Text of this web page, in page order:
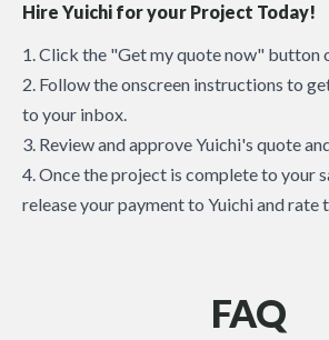
Hire Yuichi for your Project Today!
1. Click the "Get my quote now" button
2. Follow the onscreen instructions to
to your inbox.
3. Review and approve Yuichi's quote
4. Once the project is complete to your
release your payment to Yuichi and rate
FAQ